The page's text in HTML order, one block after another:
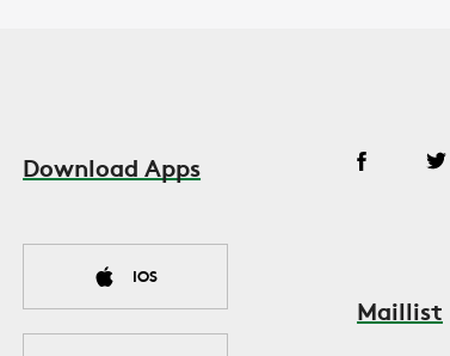
Download Apps
IOS
Maillist